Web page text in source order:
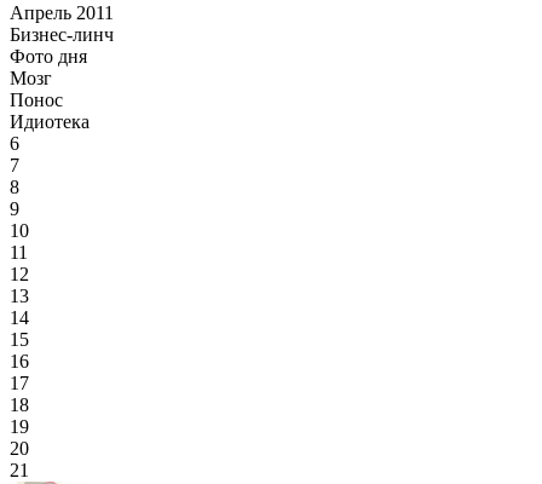
Апрель 2011
Бизнес-линч
Фото дня
Мозг
Понос
Идиотека
6
7
8
9
10
11
12
13
14
15
16
17
18
19
20
21